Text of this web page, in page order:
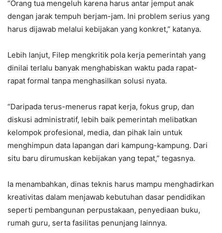
“Orang tua mengeluh karena harus antar jemput anak
dengan jarak tempuh berjam-jam. Ini problem serius yang
harus dijawab melalui kebijakan yang konkret,” katanya.
Lebih lanjut, Filep mengkritik pola kerja pemerintah yang
dinilai terlalu banyak menghabiskan waktu pada rapat-
rapat formal tanpa menghasilkan solusi nyata.
“Daripada terus-menerus rapat kerja, fokus grup, dan
diskusi administratif, lebih baik pemerintah melibatkan
kelompok profesional, media, dan pihak lain untuk
menghimpun data lapangan dari kampung-kampung. Dari
situ baru dirumuskan kebijakan yang tepat,” tegasnya.
Ia menambahkan, dinas teknis harus mampu menghadirkan
kreativitas dalam menjawab kebutuhan dasar pendidikan
seperti pembangunan perpustakaan, penyediaan buku,
rumah guru, serta fasilitas penunjang lainnya.